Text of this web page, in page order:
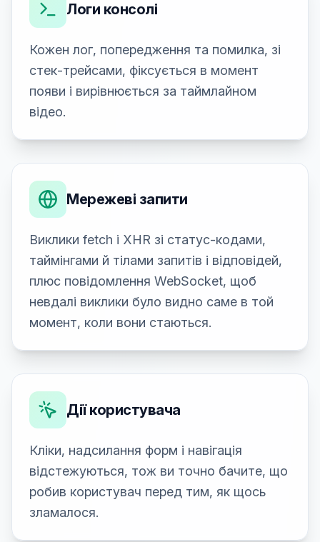
Логи консолі
Кожен лог, попередження та помилка, зі
стек-трейсами, фіксується в момент
появи і вирівнюється за таймлайном
відео.
Мережеві запити
Виклики fetch і XHR зі статус-кодами,
таймінгами й тілами запитів і відповідей,
плюс повідомлення WebSocket, щоб
невдалі виклики було видно саме в той
момент, коли вони стаються.
Дії користувача
Кліки, надсилання форм і навігація
відстежуються, тож ви точно бачите, що
робив користувач перед тим, як щось
зламалося.